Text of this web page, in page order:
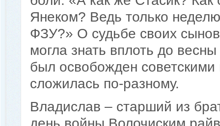
Янеком? Ведь только
ФЗУ?» О судьбе своих
могла знать вплоть до
был освобожден
сложилась по-разному.
Владислав – старший из